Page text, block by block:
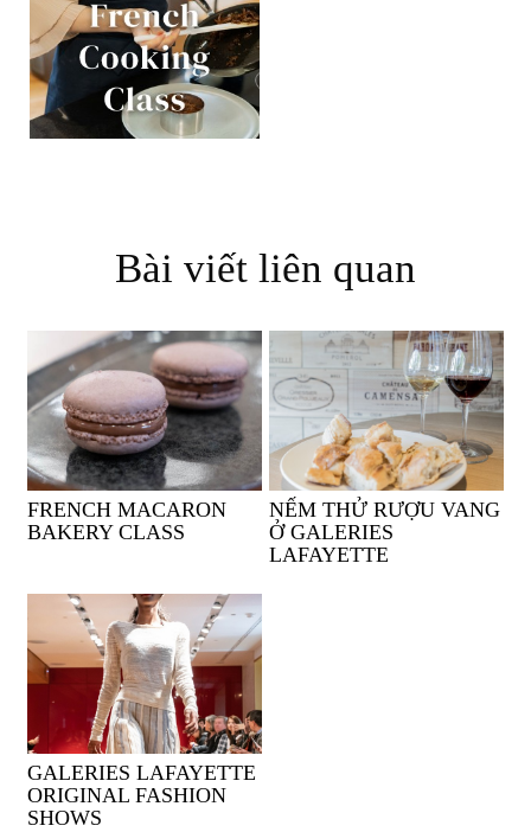
Bài viết liên quan
FRENCH MACARON
BAKERY CLASS
NẾM THỬ RƯỢU VANG
Ở GALERIES
LAFAYETTE
GALERIES LAFAYETTE
ORIGINAL FASHION
SHOWS